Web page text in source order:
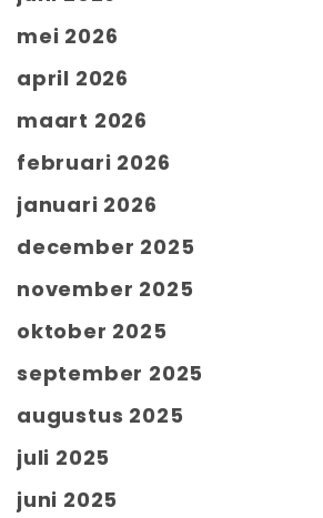
mei 2026
april 2026
maart 2026
februari 2026
januari 2026
december 2025
november 2025
oktober 2025
september 2025
augustus 2025
juli 2025
juni 2025